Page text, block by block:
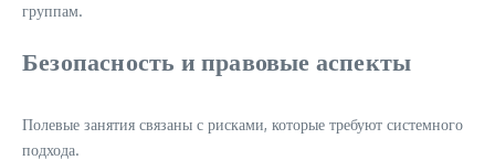
группам.
Безопасность и правовые аспекты
Полевые занятия связаны с рисками, которые требуют системного
подхода.